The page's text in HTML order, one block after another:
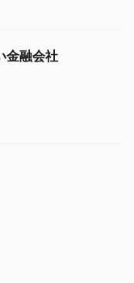
金融会社